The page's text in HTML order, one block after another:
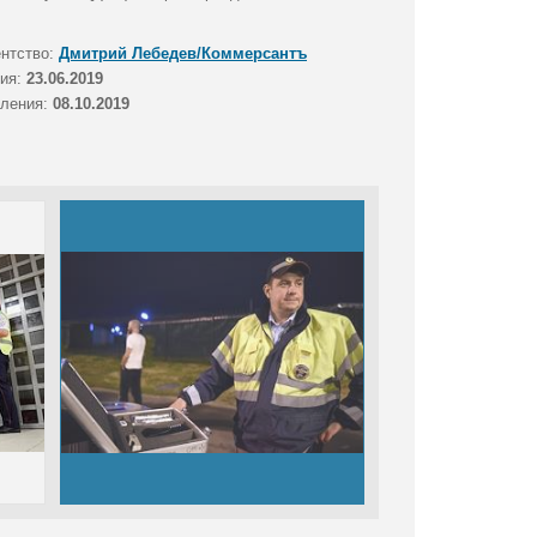
Дмитрий Лебедев/Коммерсантъ
23.06.2019
08.10.2019